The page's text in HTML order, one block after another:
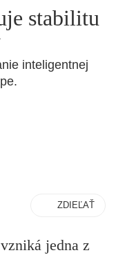
stabilitu
inteligentnej
ZDIEĽAŤ
jedna z